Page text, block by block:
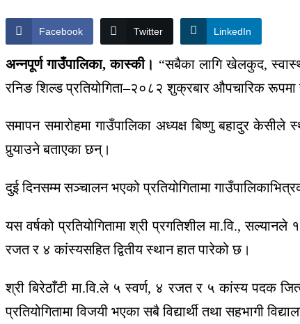
Facebook Twitter LinkedIn
अन्नपूर्ण गाउँपालिका, कास्की। “सबैका लागि खेलकुद,
रनिङ शिल्ड प्रतियोगिता–२०८२ शुक्रबार औपचारिक
समापन समारोहमा गाउँपालिका अध्यक्ष बिष्णु बहादुर केसीले
पुर्‍याउने बताएका छन्।
दुई दिनसम्म सञ्चालन भएको प्रतियोगितामा
यस वर्षको प्रतियोगितामा श्री प्रगतिशील मा.वि.,
रजत र ४ कांस्यसहित द्वितीय स्थान हात पारेको छ।
श्री बिरेठाँटी मा.वि.ले ५ स्वर्ण, ४ रजत र ५ कांस्य पदक
प्रतियोगितामा विजयी भएका सबै विद्यार्थी तथा सहभागी